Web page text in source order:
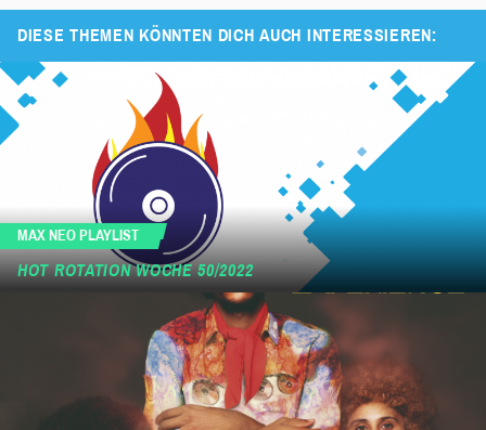
DIESE THEMEN KÖNNTEN DICH AUCH INTERESSIEREN:
MAX NEO PLAYLIST
HOT ROTATION WOCHE 50/2022